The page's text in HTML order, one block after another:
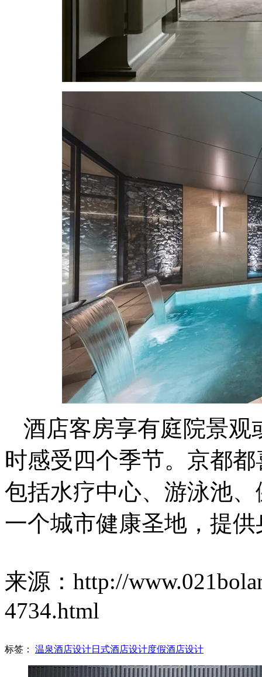
酒店客房享有庭院景观
时感受四个季节。京都
包括水疗中心、游泳池、
一个城市健康圣地，提
来源：http://
4734.html
标签： 温泉酒店设计日式酒店设计度假酒店设计